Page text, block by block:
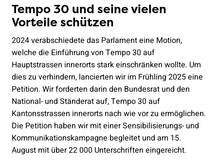
Tempo 30 und seine vielen
Vorteile schützen
2024 verabschiedete das Parlament eine Motion,
welche die Einführung von Tempo 30 auf
Hauptstrassen innerorts stark einschränken wollte. Um
dies zu verhindern, lancierten wir im Frühling 2025 eine
Petition. Wir forderten darin den Bundesrat und den
National- und Ständerat auf, Tempo 30 auf
Kantonsstrassen innerorts nach wie vor zu ermöglichen.
Die Petition haben wir mit einer Sensibilisierungs- und
Kommunikationskampagne begleitet und am 15.
August mit über 22 000 Unterschriften eingereicht.